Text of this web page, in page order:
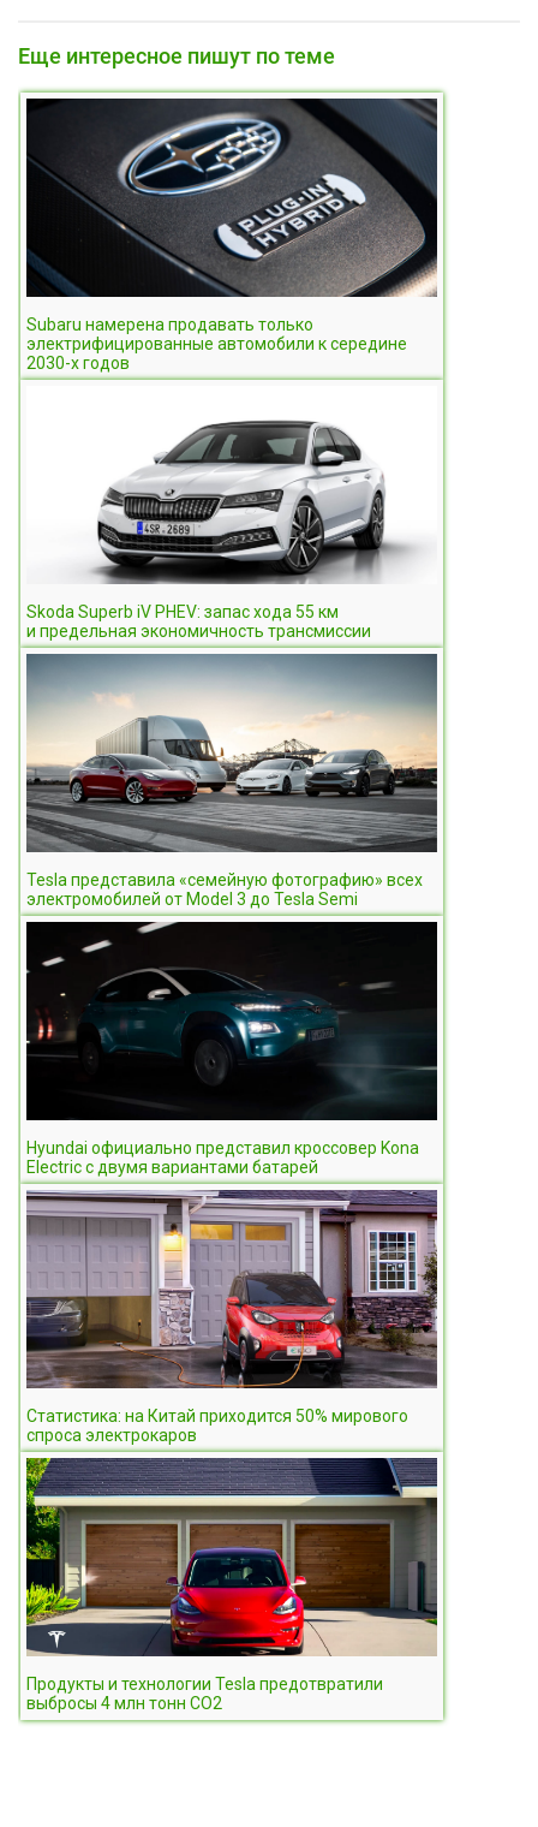
Еще интересное пишут по теме
Subaru намерена продавать только
электрифицированные автомобили к середине
2030-х годов
Skoda Superb iV PHEV: запас хода 55 км
и предельная экономичность трансмиссии
Tesla представила «семейную фотографию» всех
электромобилей от Model 3 до Tesla Semi
Hyundai официально представил кроссовер Kona
Electric с двумя вариантами батарей
Статистика: на Китай приходится 50% мирового
спроса электрокаров
Продукты и технологии Tesla предотвратили
выбросы 4 млн тонн СО2